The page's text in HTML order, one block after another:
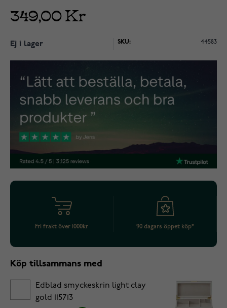
349,00 Kr
Ej i lager SKU: 44583
Fri frakt över 1000kr 90 dagars öppet köp*
Köp tillsammans med
Edblad smyckeskrin light clay
gold 115713